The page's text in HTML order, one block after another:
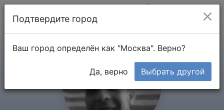
Подтвердите город
Ваш город определён как "Москва". Верно?
Да, верно Выбрать другой